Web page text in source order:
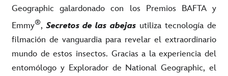
Geographic galardonado con los Premios BAFTA y
Emmy®,Secretos de las abejasutiliza tecnología de
filmación de vanguardia para revelar el extraordinario
mundo de estos insectos. Gracias a la experiencia del
entomólogo y Explorador de National Geographic, el